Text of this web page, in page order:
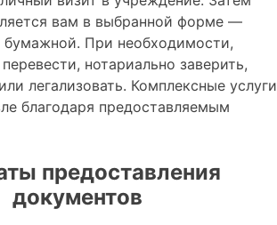
вам в выбранной форме —
бумажной. При необходимости,
нотариально заверить,
легализовать. Комплексные услуги
благодаря предоставляемым
предоставления
документов